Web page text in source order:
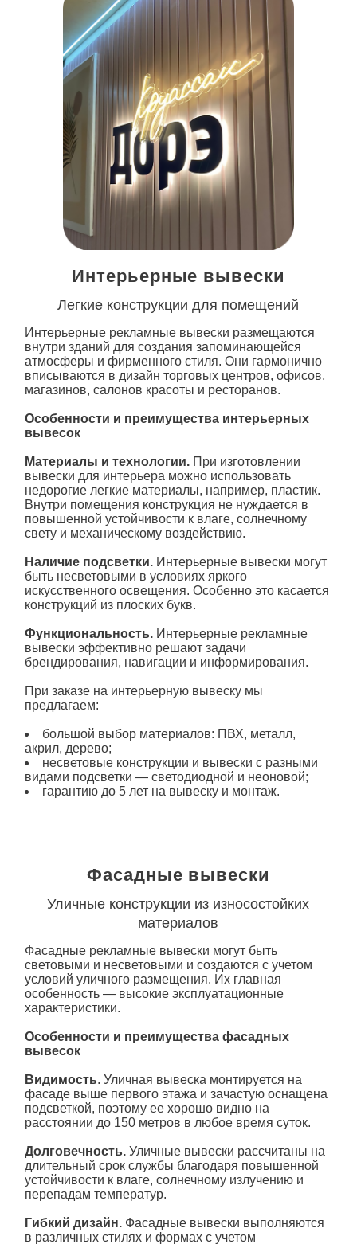
Интерьерные вывески
Легкие конструкции для помещений
Интерьерные рекламные вывески размещаются
внутри зданий для создания запоминающейся
атмосферы и фирменного стиля. Они гармонично
вписываются в дизайн торговых центров, офисов,
магазинов, салонов красоты и ресторанов.
Особенности и преимущества интерьерных
вывесок
Материалы и технологии.При изготовлении
вывески для интерьера можно использовать
недорогие легкие материалы, например, пластик.
Внутри помещения конструкция не нуждается в
повышенной устойчивости к влаге, солнечному
свету и механическому воздействию.
Наличие подсветки. Интерьерные вывески могут
быть несветовыми в условиях яркого
искусственного освещения. Особенно это касается
конструкций из плоских букв.
Функциональность.Интерьерные рекламные
вывески эффективно решают задачи
брендирования, навигации и информирования.
При заказе на интерьерную вывеску мы
предлагаем:
большой выбор материалов: ПВХ, металл,
акрил, дерево;
несветовые конструкции и вывески с разными
видами подсветки — светодиодной и неоновой;
гарантию до 5 лет на вывеску и монтаж.
Фасадные вывески
Уличные конструкции из износостойких
материалов
Фасадные рекламные вывески могут быть
световыми и несветовыми и создаются с учетом
условий уличного размещения. Их главная
особенность — высокие эксплуатационные
характеристики.
Особенности и преимущества фасадных
вывесок
Видимость. Уличная вывеска монтируется на
фасаде выше первого этажа и зачастую оснащена
подсветкой, поэтому ее хорошо видно на
расстоянии до 150 метров в любое время суток.
Долговечность.Уличные вывески рассчитаны на
длительный срок службы благодаря повышенной
устойчивости к влаге, солнечному излучению и
перепадам температур.
Гибкий дизайн.Фасадные вывески выполняются
в различных стилях и формах с учетом